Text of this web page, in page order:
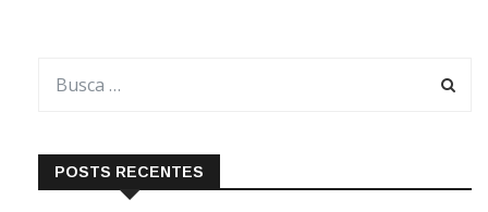
POSTS RECENTES